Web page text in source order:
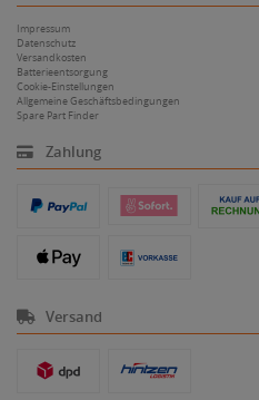
Impressum
Datenschutz
Versandkosten
Batterieentsorgung
Cookie-Einstellungen
Allgemeine Geschäftsbedingungen
Spare Part Finder
Zahlung
Versand